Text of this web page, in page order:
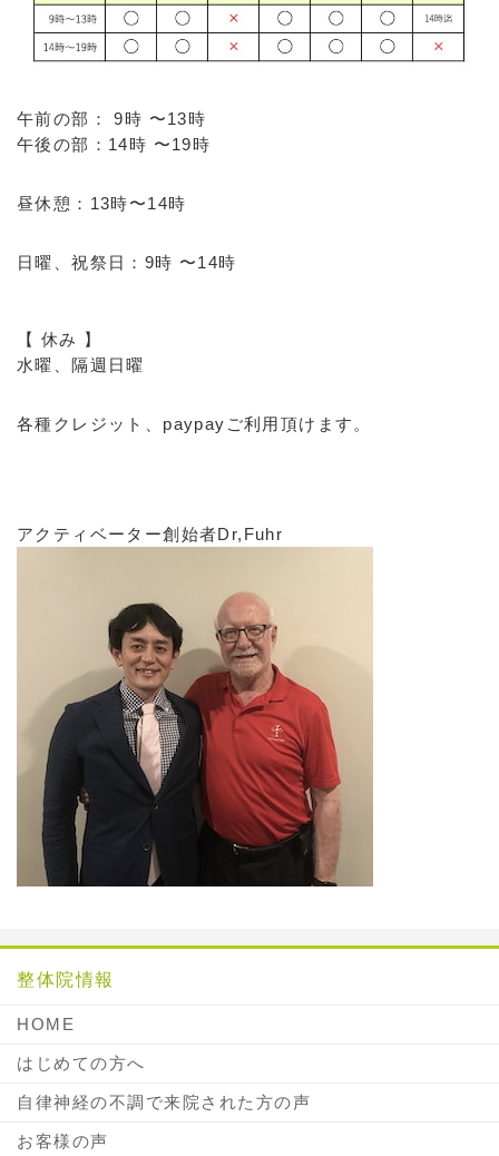
午前の部： 9時 〜13時
午後の部：14時 〜19時
昼休憩：13時〜14時
日曜、祝祭日：9時 〜14時
【 休み 】
水曜、隔週日曜
各種クレジット、paypayご利用頂けます。
アクティベーター創始者Dr,Fuhr
整体院情報
HOME
はじめての方へ
自律神経の不調で来院された方の声
お客様の声